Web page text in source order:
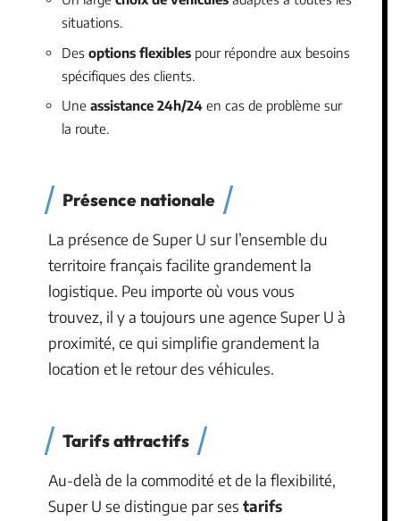
situations.
Des options flexibles pour répondre aux besoins
spécifiques des clients.
Une assistance 24h/24 en cas de problème sur
la route.
Présence nationale
La présence de Super U sur l’ensemble du
territoire français facilite grandement la
logistique. Peu importe où vous vous
trouvez, il y a toujours une agence Super U à
proximité, ce qui simplifie grandement la
location et le retour des véhicules.
Tarifs attractifs
Au-delà de la commodité et de la flexibilité,
Super U se distingue par ses tarifs